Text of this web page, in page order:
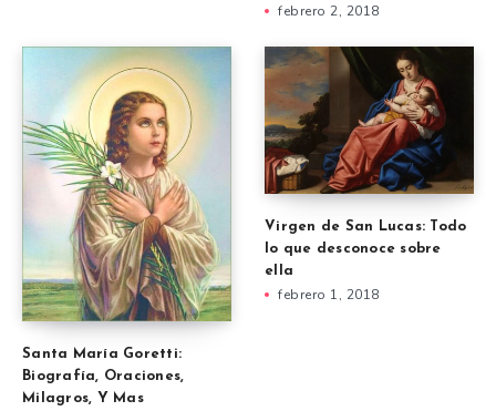
febrero 2, 2018
Santa María Goretti:
Biografía, Oraciones,
Milagros, Y Mas
Virgen de San Lucas: Todo
lo que desconoce sobre
ella
febrero 1, 2018